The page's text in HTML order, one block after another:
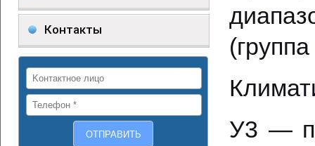
Контакты
У3 —